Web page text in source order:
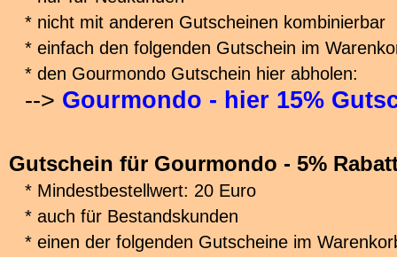
* nicht mit anderen Gutscheinen kombinierbar
* einfach den folgenden Gutschein im
* den Gourmondo Gutschein hier abholen:
--> Gourmondo - hier 15%
Gutschein für Gourmondo - 5%
* Mindestbestellwert: 20 Euro
* auch für Bestandskunden
* einen der folgenden Gutscheine im